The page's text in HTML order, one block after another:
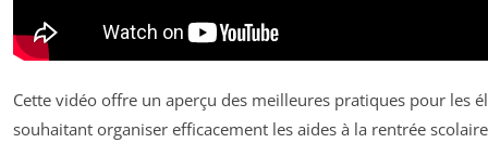
Cette vidéo offre un aperçu des meilleures pratiques pour les
souhaitant organiser efficacement les aides à la rentrée